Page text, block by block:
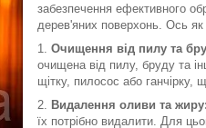
забезпечення ефективного
дерев'яних поверхонь. Ось як
Очищення від пилу та
очищена від пилу, бруду та
щітку, пилосос або ганчірку,
Видалення оливи та жиру:
їх потрібно видалити. Для